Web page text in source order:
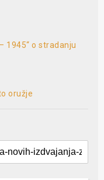
1945“ o stradanju
oružje